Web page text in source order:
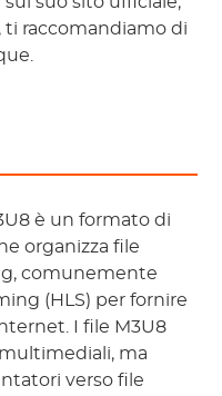
ti raccomandiamo di
è un formato di
organizza file
comunemente
(HLS) per fornire
I file M3U8
ma
verso file